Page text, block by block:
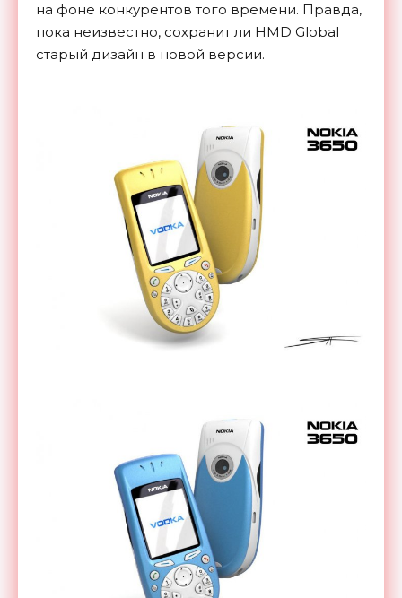
на фоне конкурентов того времени. Правда,
пока неизвестно, сохранит ли HMD Global
старый дизайн в новой версии.